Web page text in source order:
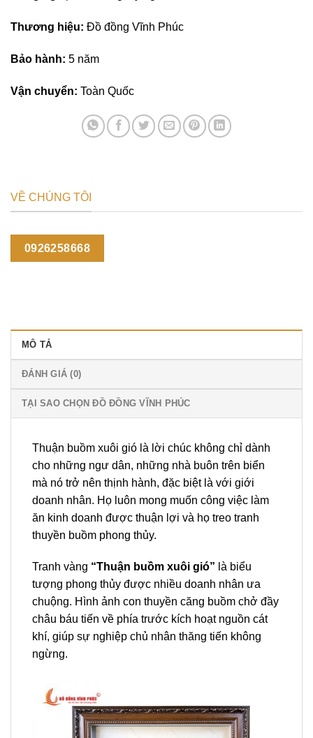
Thương hiệu: Đồ đồng Vĩnh Phúc
Bảo hành: 5 năm
Vận chuyển: Toàn Quốc
VỀ CHÚNG TÔI
0926258668
MÔ TẢ
ĐÁNH GIÁ (0)
TẠI SAO CHỌN ĐỒ ĐỒNG VĨNH PHÚC
Thuận buồm xuôi gió là lời chúc không chỉ dành
cho những ngư dân, những nhà buôn trên biển
mà nó trở nên thịnh hành, đặc biệt là với giới
doanh nhân. Họ luôn mong muốn công việc làm
ăn kinh doanh được thuận lợi và họ treo tranh
thuyền buồm phong thủy.
Tranh vàng “Thuận buồm xuôi gió” là biểu
tượng phong thủy được nhiều doanh nhân ưa
chuộng. Hình ảnh con thuyền căng buồm chở đầy
châu báu tiến về phía trước kích hoạt nguồn cát
khí, giúp sự nghiệp chủ nhân thăng tiến không
ngừng.